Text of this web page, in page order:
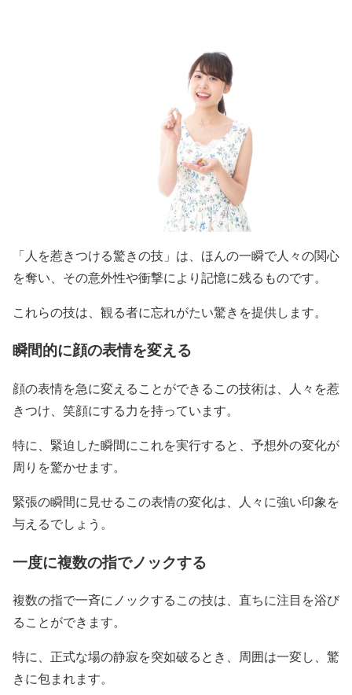
「人を惹きつける驚きの技」は、ほんの一瞬で人々の関心
を奪い、その意外性や衝撃により記憶に残るものです。
これらの技は、観る者に忘れがたい驚きを提供します。
瞬間的に顔の表情を変える
顔の表情を急に変えることができるこの技術は、人々を惹
きつけ、笑顔にする力を持っています。
特に、緊迫した瞬間にこれを実行すると、予想外の変化が
周りを驚かせます。
緊張の瞬間に見せるこの表情の変化は、人々に強い印象を
与えるでしょう。
一度に複数の指でノックする
複数の指で一斉にノックするこの技は、直ちに注目を浴び
ることができます。
特に、正式な場の静寂を突如破るとき、周囲は一変し、驚
きに包まれます。